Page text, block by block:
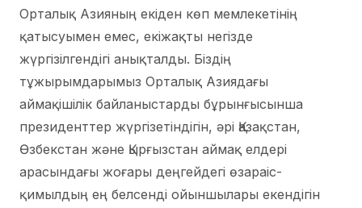
Орталық Азияның екіден көп мемлекетінің
қатысуымен емес, екіжақты негізде
жүргізілгендігі анықталды. Біздің
тұжырымдарымыз Орталық Азиядағы
аймақішілік байланыстарды бұрынғысынша
президенттер жүргізетіндігін, әрі Қазақстан,
Өзбекстан және Қырғызстан аймақ елдері
арасындағы жоғары деңгейдегі өзараіс-
қимылдың ең белсенді ойыншылары екендігін